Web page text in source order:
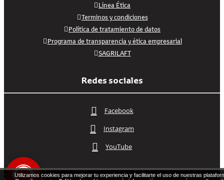
Línea Ética
Terminos y condiciones
Política de tratamiento de datos
Programa de transparencia y ética empresarial
SAGRILAFT
Redes sociales
Facebook
Instagram
YouTube
Utilizamos cookies para mejorar tu experiencia y facilitarte el uso de nuestras